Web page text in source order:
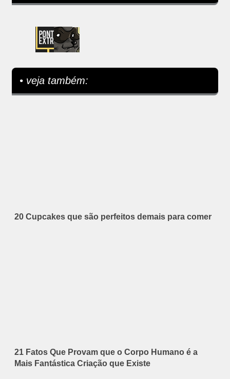
• veja também:
20 Cupcakes que são perfeitos demais para comer
21 Fatos Que Provam que o Corpo Humano é a
Mais Fantástica Criação que Existe